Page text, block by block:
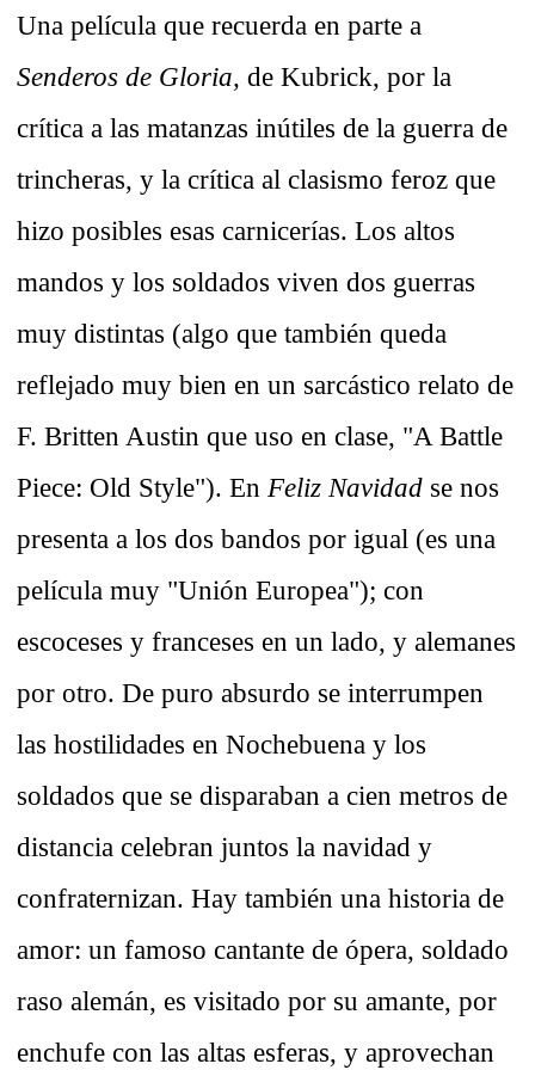
Una película que recuerda en parte a
Senderos de Gloria, de Kubrick, por la
crítica a las matanzas inútiles de la guerra de
trincheras, y la crítica al clasismo feroz que
hizo posibles esas carnicerías. Los altos
mandos y los soldados viven dos guerras
muy distintas (algo que también queda
reflejado muy bien en un sarcástico relato de
F. Britten Austin que uso en clase, "A Battle
Piece: Old Style"). En Feliz Navidad se nos
presenta a los dos bandos por igual (es una
película muy "Unión Europea"); con
escoceses y franceses en un lado, y alemanes
por otro. De puro absurdo se interrumpen
las hostilidades en Nochebuena y los
soldados que se disparaban a cien metros de
distancia celebran juntos la navidad y
confraternizan. Hay también una historia de
amor: un famoso cantante de ópera, soldado
raso alemán, es visitado por su amante, por
enchufe con las altas esferas, y aprovechan